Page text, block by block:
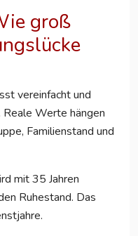
groß
vereinfacht und
Reale Werte hängen
Familienstand und
mit 35 Jahren
Ruhestand. Das